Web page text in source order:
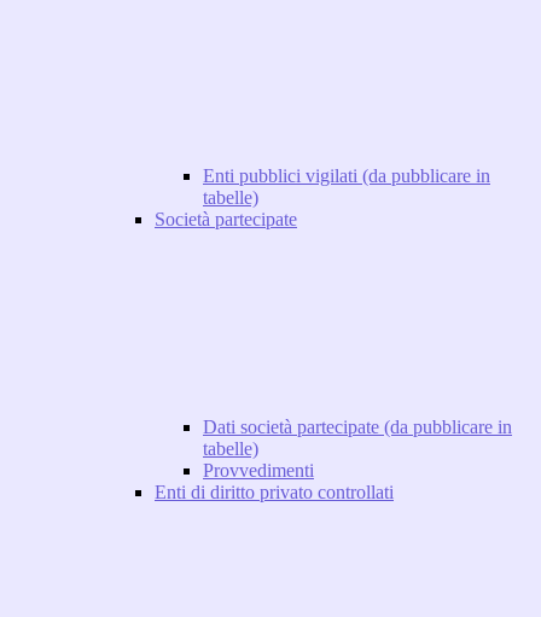
Enti pubblici vigilati (da pubblicare in
tabelle)
Società partecipate
Dati società partecipate (da pubblicare in
tabelle)
Provvedimenti
Enti di diritto privato controllati